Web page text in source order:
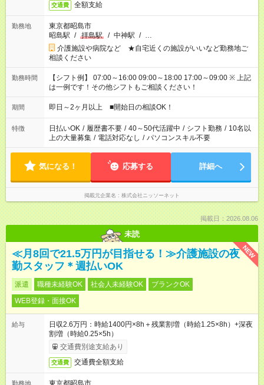
交通費 全額支給
勤務地
東京都昭島市
昭島駅 / 拝島駅 / 中神駅 / …
介護施設や病院など ★自宅近くの施設がいいなど勤務地ご
相談ください
勤務時間
【シフト例】 07:00～16:00 09:00～18:00 17:00～09:00 ※ 上記
は一例です！その他シフトもご相談ください！
期間 即日～2ヶ月以上 ■開始日の相談OK！
特徴 日払いOK / 履歴書不要 / 40～50代活躍中 / シフト勤務 / 10名以
上の大量募集 / 電話対応なし / パソコンスキル不要
気になる！ 応募する 詳細へ
掲載元企業名 株式会社ニッソーネット
掲載日：2026.08.06
未読
NEW
≪月8回で21.5万円が目指せる！≫介護施設の夜
勤スタッフ＊週払いOK
派遣 職種未経験OK 社会人未経験OK
ブランクOK
WEB登録・面接OK
給与
日収2.6万円：時給1400円×8h＋残業割増（時給1.25×8h）+深夜
割増（時給0.25×5h）
交通費別途支給あり
交通費 交通費全額支給
勤務地 東京都昭島市